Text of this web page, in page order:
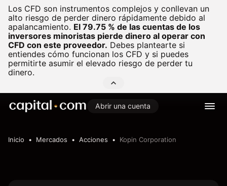
Los CFD son instrumentos complejos y conllevan un
alto riesgo de perder dinero rápidamente debido al
apalancamiento. El 79.75 % de las cuentas de los
inversores minoristas pierde dinero al operar con
CFD con este proveedor. Debes plantearte si
entiendes cómo funcionan los CFD y si puedes
permitirte asumir el elevado riesgo de perder tu
dinero.
Abrir una cuenta
Inicio Mercados Acciones Kopin Corporation